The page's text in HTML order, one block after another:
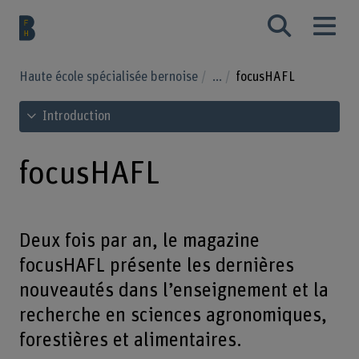
Haute école spécialisée bernoise ... focusHAFL
Voir le sommaire
Introduction
focusHAFL
Deux fois par an, le magazine
focusHAFL présente les dernières
nouveautés dans l’enseignement et la
recherche en sciences agronomiques,
forestières et alimentaires.